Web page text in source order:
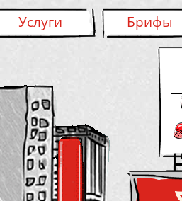
Услуги Брифы